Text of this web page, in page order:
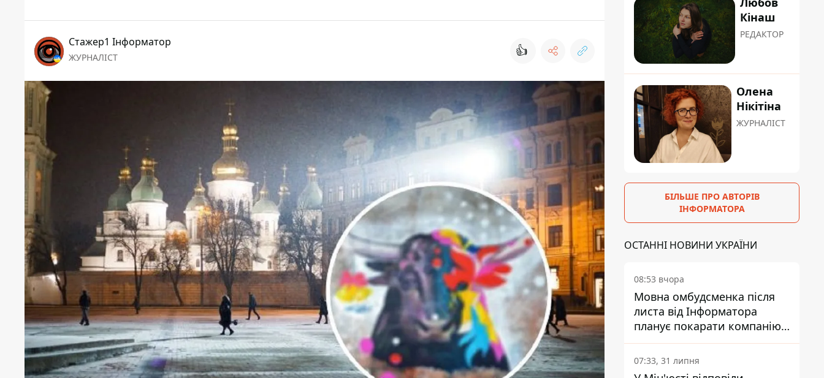
Стажер1 Інформатор
ЖУРНАЛІСТ 👍
Кінаш
РЕДАКТОР
Олена
Нікітіна
ЖУРНАЛІСТ
БІЛЬШЕ ПРО АВТОРІВ
ІНФОРМАТОРА
ОСТАННІ НОВИНИ УКРАЇНИ
08:53 вчора
Мовна омбудсменка після
листа від Інформатора
планує покарати компанію-
підрядника ПриватБанку
07:33, 31 липня